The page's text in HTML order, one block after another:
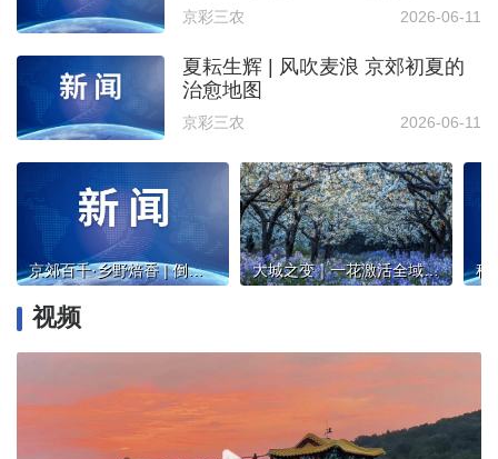
京彩三农 2026-06-11
夏耘生辉 | 风吹麦浪 京郊初夏的
治愈地图
京彩三农 2026-06-11
京郊百千·乡野焙香 | 倒计时2天~北京周末微度假，松弛感直接拉满 大城之变｜一花激活全域景 锦绣铺开振兴路
视频